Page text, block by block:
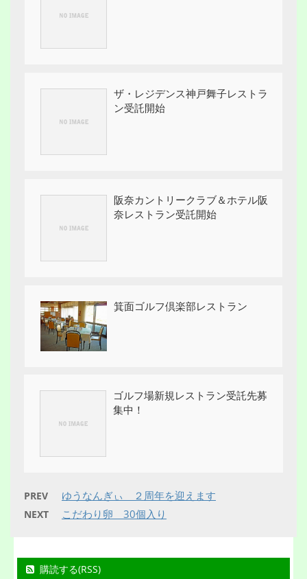
ザ・レジデンス神戸舞子レストラ
ン受託開始
阪奈カントリークラブ＆ホテル阪
奈レストラン受託開始
箕面ゴルフ倶楽部レストラン
ゴルフ場新規レストラン受託先募
集中！
PREV ゆうなんぎぃ ２周年を迎えます
NEXT こだわり卵 30個入り
購読する(RSS)